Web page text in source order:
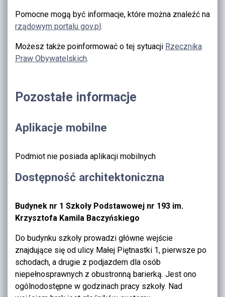
Pomocne mogą być informacje, które można znaleźć na
rządowym portalu gov.pl .
Możesz także poinformować o tej sytuacji Rzecznika
Praw Obywatelskich.
Pozostałe informacje
Aplikacje mobilne
Podmiot nie posiada aplikacji mobilnych
Dostępność architektoniczna
Budynek nr 1 Szkoły Podstawowej nr 193 im.
Krzysztofa Kamila Baczyńskiego
Do budynku szkoły prowadzi główne wejście
znajdujące się od ulicy Małej Piętnastki 1, pierwsze po
schodach, a drugie z podjazdem dla osób
niepełnosprawnych z obustronną barierką. Jest ono
ogólnodostępne w godzinach pracy szkoły. Nad